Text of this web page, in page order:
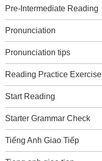
Pre-Intermediate Reading
Pronunciation
Pronunciation tips
Reading Practice Exercise
Start Reading
Starter Grammar Check
Tiếng Anh Giao Tiếp